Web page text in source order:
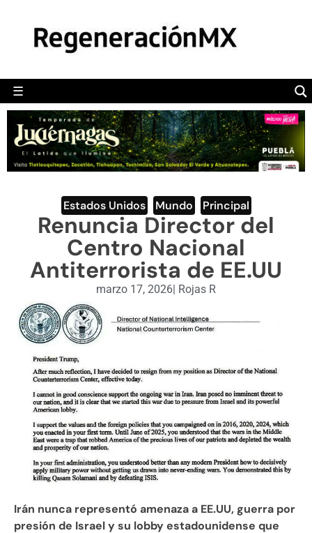
☰
POLÍTICA
CAMALEÓN
OPINIÓN
DEPORTES
ENGLISH SECTION
VIDEOS
Estados Unidos Mundo Principal
Renuncia Director del
Centro Nacional
Antiterrorista de EE.UU
marzo 17, 2026| Rojas R
Irán nunca representó amenaza a EE.UU, guerra por
presión de Israel y su lobby estadounidense que